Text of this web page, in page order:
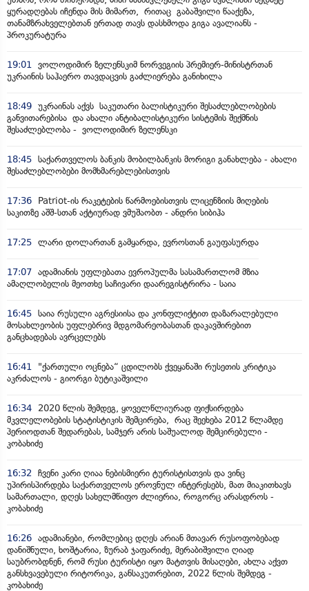
ყურადღებას იჩენდა მის მიმართ, რითაც გაბაშვილი წააქეზა,
თანამზრახველებთან ერთად თავს დასხმოდა გიგა ავალიანს -
პროკურატურა
19:01
ვოლოდიმირ ზელენსკიმ ნორვეგიის პრემიერ-მინისტრთან
უკრაინის საჰაერო თავდაცვის გაძლიერება განიხილა
18:49 უკრაინას აქვს საკუთარი ბალისტიკური შესაძლებლობების
განვითარებისა და ახალი ანტიბალისტიკური სისტემის შექმნის
შესაძლებლობა - ვოლოდიმირ ზელენსკი
18:45 საქართველოს ბანკის მობილბანკის მორიგი განახლება - ახალი
შესაძლებლობები მომხმარებლებისთვის
17:36
Patriot-ის რაკეტების წარმოებისთვის ლიცენზიის მიღების
საკითზე აშშ-სთან აქტიურად ვმუშაობთ - ანდრი სიბიჰა
17:25 ლარი დოლართან გამყარდა, ევროსთან გაუფასურდა
17:07 ადამიანის უფლებათა ევროპულმა სასამართლომ მზია
ამაღლობელის მეოთხე საჩივარი დაარეგისტრირა - საია
16:45 საია რუსული აგრესიისა და კონფლიქტით დაზარალებული
მოსახლეობის უფლებრივ მდგომარეობასთან დაკავშირებით
განცხადებას ავრცელებს
16:41
"ქართული ოცნება“ ცდილობს ქვეყანაში რუსეთის კრიტიკა
აკრძალოს - გიორგი ბუტიკაშვილი
16:34
2020 წლის შემდეგ, ყოველწლიურად ფიქსირდება
მკვლელობების სტატისტიკის შემცირება, რაც შეეხება 2012 წლამდე
პერიოდთან შედარებას, სამჯერ არის საშუალოდ შემცირებული -
კობახიძე
16:32
ჩვენი კარი ღიაა ნებისმიერი ტურისტისთვის და ვინც
უპირისპირდება საქართველოს ეროვნულ ინტერესებს, მათ მიაკითხავს
სამართალი, დღეს სახელმწიფო ძლიერია, როგორც არასდროს -
კობახიძე
16:26 ადამიანები, რომლებიც დღეს არიან მთავარ რუსოფობებად
დანიშნული, ხოშტარია, ზურაბ ჯაფარიძე, მერაბიშვილი ღიად
საუბრობდნენ, რომ რუსი ტურისტი იყო მატთვის მისაღები, ახლა აქვთ
განსხვავებული რიტორიკა, განსაკუთრებით, 2022 წლის შემდეგ -
კობახიძე